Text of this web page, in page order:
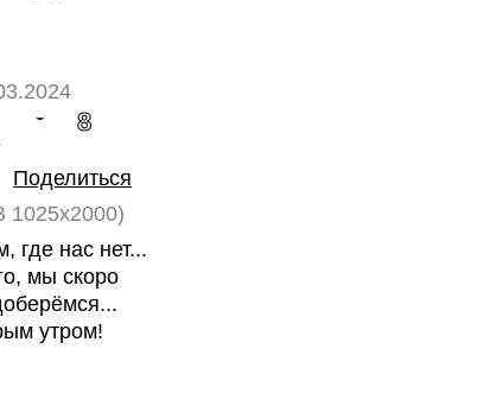
8
Поделиться
1025x2000)
где нас нет...
мы скоро
утром!